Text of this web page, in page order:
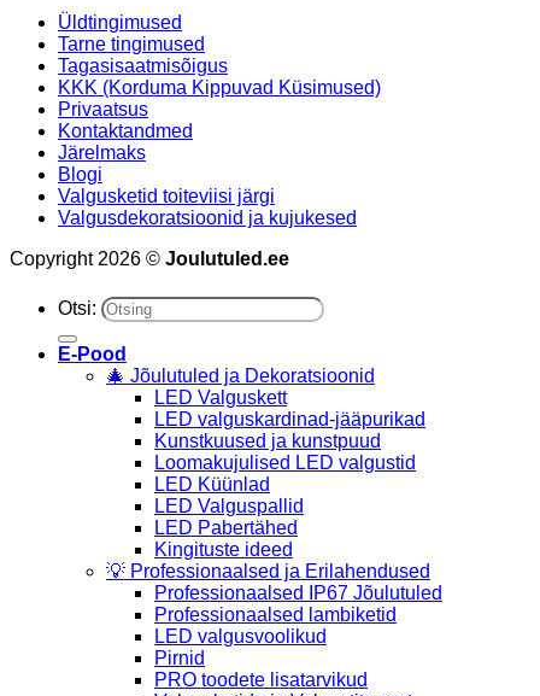
Üldtingimused
Tarne tingimused
Tagasisaatmisõigus
KKK (Korduma Kippuvad Küsimused)
Privaatsus
Kontaktandmed
Järelmaks
Blogi
Valgusketid toiteviisi järgi
Valgusdekoratsioonid ja kujukesed
Copyright 2026 © Joulutuled.ee
Otsi:
E-Pood
🎄 Jõulutuled ja Dekoratsioonid
LED Valguskett
LED valguskardinad-jääpurikad
Kunstkuused ja kunstpuud
Loomakujulised LED valgustid
LED Küünlad
LED Valguspallid
LED Pabertähed
Kingituste ideed
💡 Professionaalsed ja Erilahendused
Professionaalsed IP67 Jõulutuled
Professionaalsed lambiketid
LED valgusvoolikud
Pirnid
PRO toodete lisatarvikud